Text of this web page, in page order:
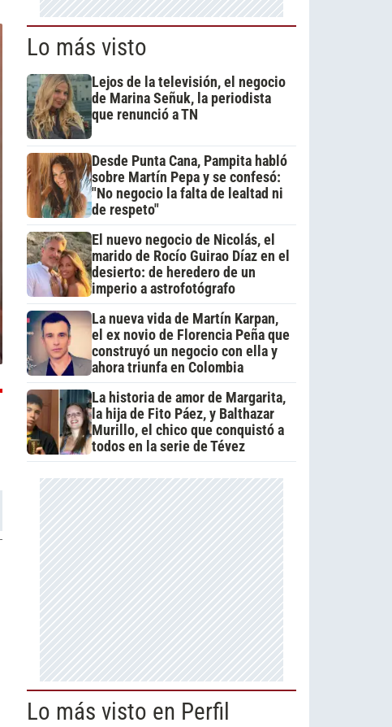
Lo más visto
Lejos de la televisión, el negocio
de Marina Señuk, la periodista
que renunció a TN
Desde Punta Cana, Pampita habló
sobre Martín Pepa y se confesó:
"No negocio la falta de lealtad ni
de respeto"
El nuevo negocio de Nicolás, el
marido de Rocío Guirao Díaz en el
desierto: de heredero de un
imperio a astrofotógrafo
La nueva vida de Martín Karpan,
el ex novio de Florencia Peña que
construyó un negocio con ella y
ahora triunfa en Colombia
La historia de amor de Margarita,
la hija de Fito Páez, y Balthazar
Murillo, el chico que conquistó a
todos en la serie de Tévez
Lo más visto en Perfil